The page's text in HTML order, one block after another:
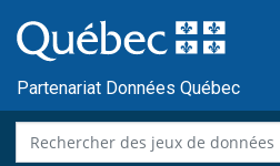
au
contenu
Partenariat Données Québec